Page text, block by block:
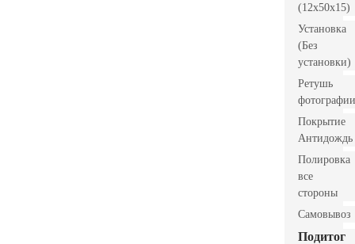
(12x50x15)
Установка
(Без
установки)
Ретушь
фотографии
Покрытие
Антидождь
Полировка
все
стороны
Самовывоз
Подитог